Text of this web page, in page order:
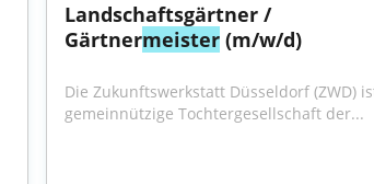
Landschaftsgärtner /
Gärtnermeister (m/w/d)
Die Zukunftswerkstatt Düsseldorf (ZWD)
gemeinnützige Tochtergesellschaft der...